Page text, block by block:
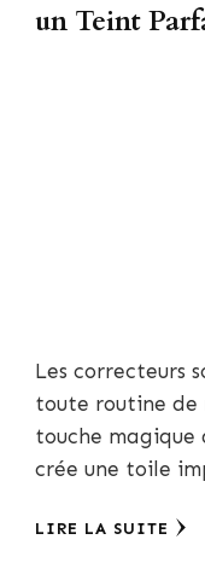
un Teint
Les correcteurs
toute routine
touche magique
crée une toile
LIRE LA SUITE